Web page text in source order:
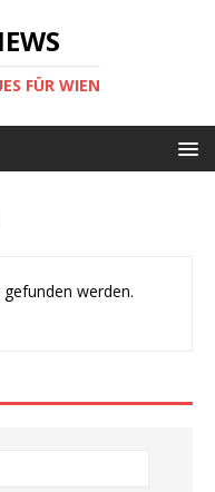
FÜR WIEN
werden.